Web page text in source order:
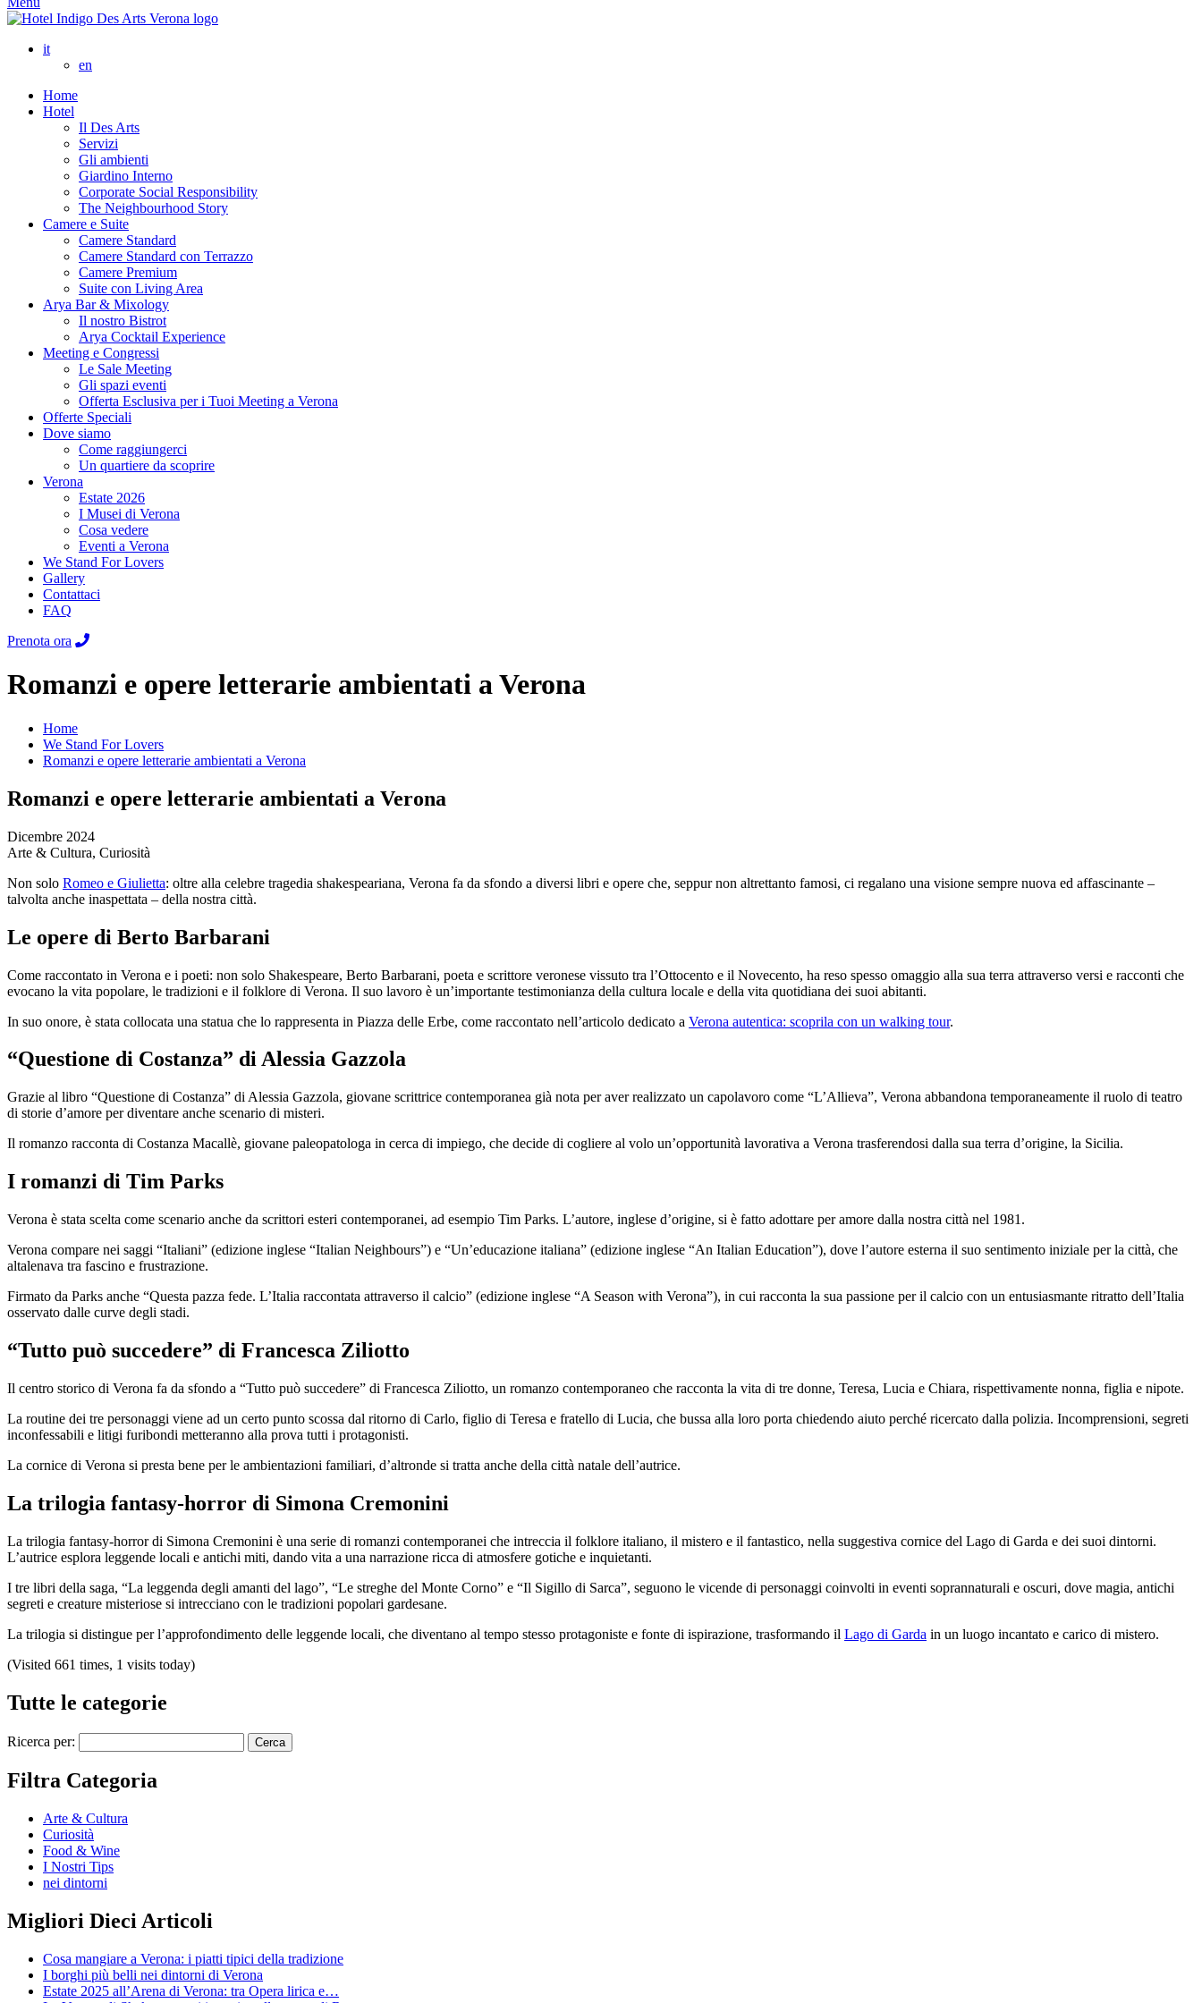
it
en
Home
Hotel
Il Des Arts
Servizi
Gli ambienti
Giardino Interno
Corporate Social Responsibility
The Neighbourhood Story
Camere e Suite
Camere Standard
Camere Standard con Terrazzo
Camere Premium
Suite con Living Area
Arya Bar & Mixology
Il nostro Bistrot
Arya Cocktail Experience
Meeting e Congressi
Le Sale Meeting
Gli spazi eventi
Offerta Esclusiva per i Tuoi Meeting a Verona
Offerte Speciali
Dove siamo
Come raggiungerci
Un quartiere da scoprire
Verona
Estate 2026
I Musei di Verona
Cosa vedere
Eventi a Verona
We Stand For Lovers
Gallery
Contattaci
FAQ
Prenota ora
Romanzi e opere letterarie ambientati a Verona
Home
We Stand For Lovers
Romanzi e opere letterarie ambientati a Verona
Romanzi e opere letterarie ambientati a Verona
Dicembre 2024
Arte & Cultura, Curiosità
Non solo Romeo e Giulietta: oltre alla celebre tragedia shakespeariana, Verona fa da sfondo a diversi libri e opere che, seppur non altrettanto famosi, ci regalano una visione sempre nuova ed affascinante –
talvolta anche inaspettata – della nostra città.
Le opere di Berto Barbarani
Come raccontato in Verona e i poeti: non solo Shakespeare, Berto Barbarani, poeta e scrittore veronese vissuto tra l’Ottocento e il Novecento, ha reso spesso omaggio alla sua terra attraverso versi e racconti che
evocano la vita popolare, le tradizioni e il folklore di Verona. Il suo lavoro è un’importante testimonianza della cultura locale e della vita quotidiana dei suoi abitanti.
In suo onore, è stata collocata una statua che lo rappresenta in Piazza delle Erbe, come raccontato nell’articolo dedicato a Verona autentica: scoprila con un walking tour.
“Questione di Costanza” di Alessia Gazzola
Grazie al libro “Questione di Costanza” di Alessia Gazzola, giovane scrittrice contemporanea già nota per aver realizzato un capolavoro come “L’Allieva”, Verona abbandona temporaneamente il ruolo di teatro
di storie d’amore per diventare anche scenario di misteri.
Il romanzo racconta di Costanza Macallè, giovane paleopatologa in cerca di impiego, che decide di cogliere al volo un’opportunità lavorativa a Verona trasferendosi dalla sua terra d’origine, la Sicilia.
I romanzi di Tim Parks
Verona è stata scelta come scenario anche da scrittori esteri contemporanei, ad esempio Tim Parks. L’autore, inglese d’origine, si è fatto adottare per amore dalla nostra città nel 1981.
Verona compare nei saggi “Italiani” (edizione inglese “Italian Neighbours”) e “Un’educazione italiana” (edizione inglese “An Italian Education”), dove l’autore esterna il suo sentimento iniziale per la città, che
altalenava tra fascino e frustrazione.
Firmato da Parks anche “Questa pazza fede. L’Italia raccontata attraverso il calcio” (edizione inglese “A Season with Verona”), in cui racconta la sua passione per il calcio con un entusiasmante ritratto dell’Italia
osservato dalle curve degli stadi.
“Tutto può succedere” di Francesca Ziliotto
Il centro storico di Verona fa da sfondo a “Tutto può succedere” di Francesca Ziliotto, un romanzo contemporaneo che racconta la vita di tre donne, Teresa, Lucia e Chiara, rispettivamente nonna, figlia e nipote.
La routine dei tre personaggi viene ad un certo punto scossa dal ritorno di Carlo, figlio di Teresa e fratello di Lucia, che bussa alla loro porta chiedendo aiuto perché ricercato dalla polizia. Incomprensioni, segreti
inconfessabili e litigi furibondi metteranno alla prova tutti i protagonisti.
La cornice di Verona si presta bene per le ambientazioni familiari, d’altronde si tratta anche della città natale dell’autrice.
La trilogia fantasy-horror di Simona Cremonini
La trilogia fantasy-horror di Simona Cremonini è una serie di romanzi contemporanei che intreccia il folklore italiano, il mistero e il fantastico, nella suggestiva cornice del Lago di Garda e dei suoi dintorni.
L’autrice esplora leggende locali e antichi miti, dando vita a una narrazione ricca di atmosfere gotiche e inquietanti.
I tre libri della saga, “La leggenda degli amanti del lago”, “Le streghe del Monte Corno” e “Il Sigillo di Sarca”, seguono le vicende di personaggi coinvolti in eventi soprannaturali e oscuri, dove magia, antichi
segreti e creature misteriose si intrecciano con le tradizioni popolari gardesane.
La trilogia si distingue per l’approfondimento delle leggende locali, che diventano al tempo stesso protagoniste e fonte di ispirazione, trasformando il Lago di Garda in un luogo incantato e carico di mistero.
(Visited 661 times, 1 visits today)
Tutte le categorie
Ricerca per:
Filtra Categoria
Arte & Cultura
Curiosità
Food & Wine
I Nostri Tips
nei dintorni
Migliori Dieci Articoli
Cosa mangiare a Verona: i piatti tipici della tradizione
I borghi più belli nei dintorni di Verona
Estate 2025 all’Arena di Verona: tra Opera lirica e…